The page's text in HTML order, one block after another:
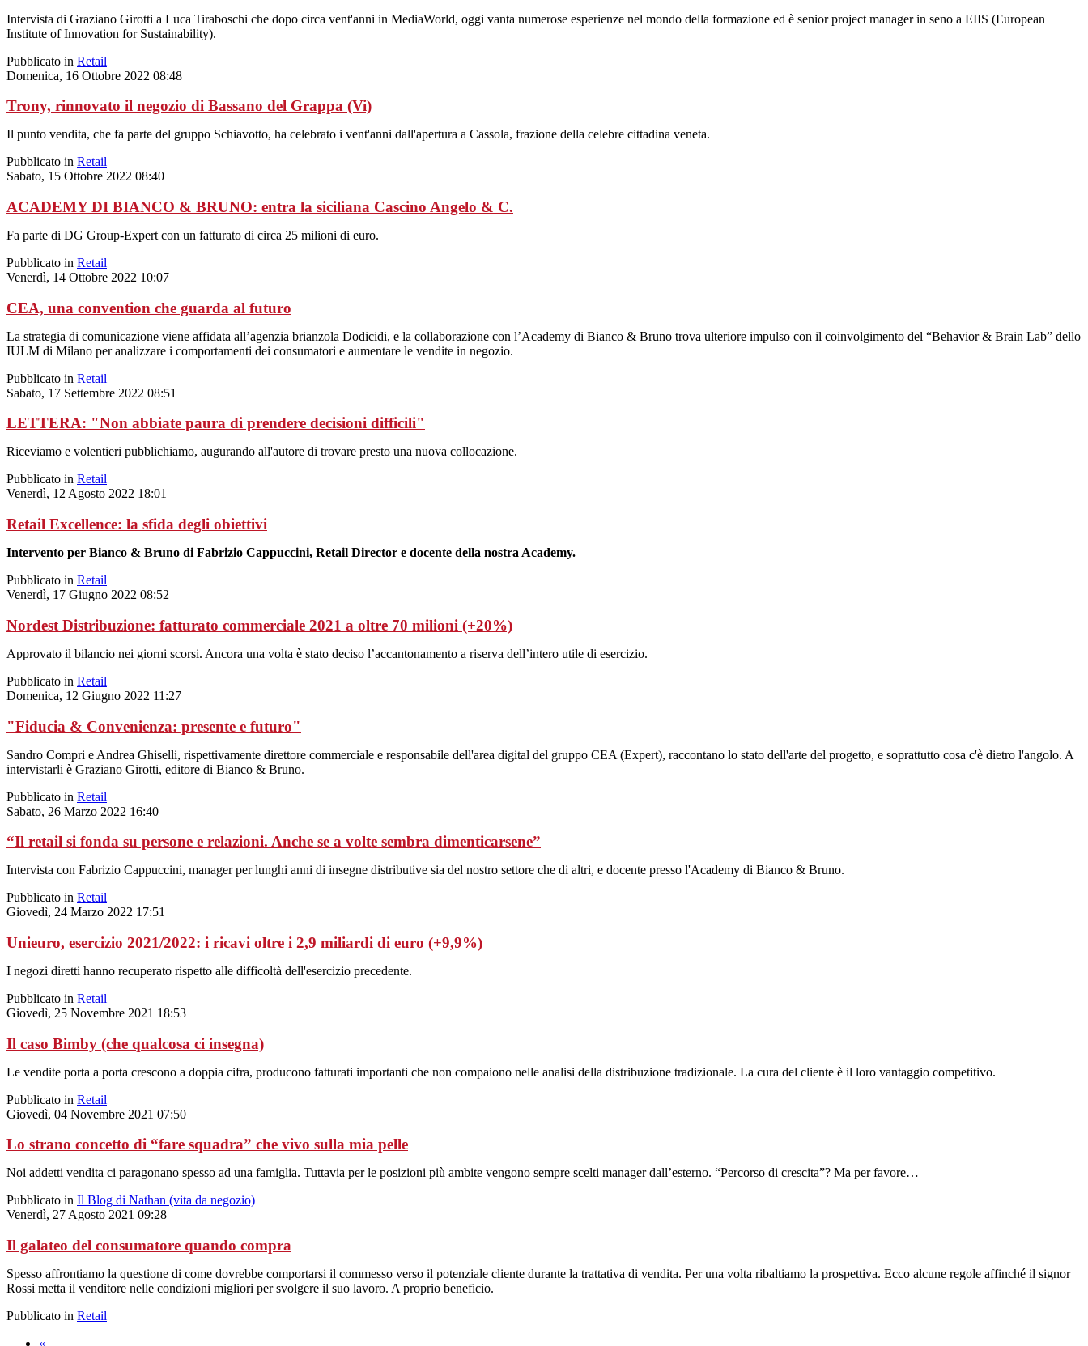
Intervista di Graziano Girotti a Luca Tiraboschi che dopo circa vent'anni in MediaWorld, oggi vanta numerose esperienze nel mondo della formazione ed è senior project manager in seno a EIIS (European
Institute of Innovation for Sustainability).
Pubblicato in Retail
Domenica, 16 Ottobre 2022 08:48
Trony, rinnovato il negozio di Bassano del Grappa (Vi)
Il punto vendita, che fa parte del gruppo Schiavotto, ha celebrato i vent'anni dall'apertura a Cassola, frazione della celebre cittadina veneta.
Pubblicato in Retail
Sabato, 15 Ottobre 2022 08:40
ACADEMY DI BIANCO & BRUNO: entra la siciliana Cascino Angelo & C.
Fa parte di DG Group-Expert con un fatturato di circa 25 milioni di euro.
Pubblicato in Retail
Venerdì, 14 Ottobre 2022 10:07
CEA, una convention che guarda al futuro
La strategia di comunicazione viene affidata all’agenzia brianzola Dodicidi, e la collaborazione con l’Academy di Bianco & Bruno trova ulteriore impulso con il coinvolgimento del “Behavior & Brain Lab” dello
IULM di Milano per analizzare i comportamenti dei consumatori e aumentare le vendite in negozio.
Pubblicato in Retail
Sabato, 17 Settembre 2022 08:51
LETTERA: "Non abbiate paura di prendere decisioni difficili"
Riceviamo e volentieri pubblichiamo, augurando all'autore di trovare presto una nuova collocazione.
Pubblicato in Retail
Venerdì, 12 Agosto 2022 18:01
Retail Excellence: la sfida degli obiettivi
Intervento per Bianco & Bruno di Fabrizio Cappuccini, Retail Director e docente della nostra Academy.
Pubblicato in Retail
Venerdì, 17 Giugno 2022 08:52
Nordest Distribuzione: fatturato commerciale 2021 a oltre 70 milioni (+20%)
Approvato il bilancio nei giorni scorsi. Ancora una volta è stato deciso l’accantonamento a riserva dell’intero utile di esercizio.
Pubblicato in Retail
Domenica, 12 Giugno 2022 11:27
"Fiducia & Convenienza: presente e futuro"
Sandro Compri e Andrea Ghiselli, rispettivamente direttore commerciale e responsabile dell'area digital del gruppo CEA (Expert), raccontano lo stato dell'arte del progetto, e soprattutto cosa c'è dietro l'angolo. A
intervistarli è Graziano Girotti, editore di Bianco & Bruno.
Pubblicato in Retail
Sabato, 26 Marzo 2022 16:40
“Il retail si fonda su persone e relazioni. Anche se a volte sembra dimenticarsene”
Intervista con Fabrizio Cappuccini, manager per lunghi anni di insegne distributive sia del nostro settore che di altri, e docente presso l'Academy di Bianco & Bruno.
Pubblicato in Retail
Giovedì, 24 Marzo 2022 17:51
Unieuro, esercizio 2021/2022: i ricavi oltre i 2,9 miliardi di euro (+9,9%)
I negozi diretti hanno recuperato rispetto alle difficoltà dell'esercizio precedente.
Pubblicato in Retail
Giovedì, 25 Novembre 2021 18:53
Il caso Bimby (che qualcosa ci insegna)
Le vendite porta a porta crescono a doppia cifra, producono fatturati importanti che non compaiono nelle analisi della distribuzione tradizionale. La cura del cliente è il loro vantaggio competitivo.
Pubblicato in Retail
Giovedì, 04 Novembre 2021 07:50
Lo strano concetto di “fare squadra” che vivo sulla mia pelle
Noi addetti vendita ci paragonano spesso ad una famiglia. Tuttavia per le posizioni più ambite vengono sempre scelti manager dall’esterno. “Percorso di crescita”? Ma per favore…
Pubblicato in Il Blog di Nathan (vita da negozio)
Venerdì, 27 Agosto 2021 09:28
Il galateo del consumatore quando compra
Spesso affrontiamo la questione di come dovrebbe comportarsi il commesso verso il potenziale cliente durante la trattativa di vendita. Per una volta ribaltiamo la prospettiva. Ecco alcune regole affinché il signor
Rossi metta il venditore nelle condizioni migliori per svolgere il suo lavoro. A proprio beneficio.
Pubblicato in Retail